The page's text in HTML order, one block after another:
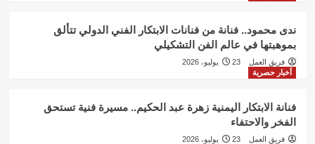
ندى محمود.. فنانة من فنانات الابتكار الفني الدولي تتألق
بموهبتها في عالم الفن التشكيلي
فريق العمل
23 يوليو، 2026
أخبار حصرية
فنانة الابتكار اليمنية زهرة عبد الحكيم.. مسيرة فنية تستحق
الفخر والاحتفاء
فريق العمل
23 يوليو، 2026